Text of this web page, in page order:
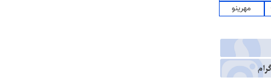
مهرینو